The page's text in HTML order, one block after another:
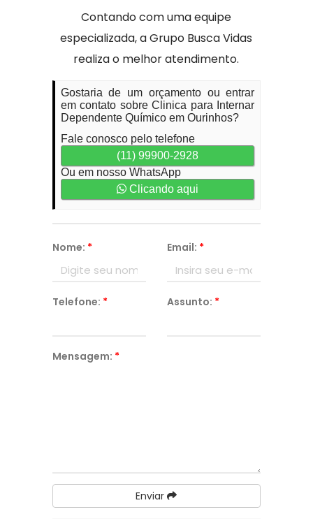
Contando com uma equipe
especializada, a Grupo Busca Vidas
realiza o melhor atendimento.
Gostaria de um orçamento ou entrar
em contato sobre Clinica para Internar
Dependente Químico em Ourinhos?
Fale conosco pelo telefone
(11) 99900-2928
Ou em nosso WhatsApp
Clicando aqui
Nome: * Email: *
Telefone: * Assunto: *
Mensagem: *
Enviar